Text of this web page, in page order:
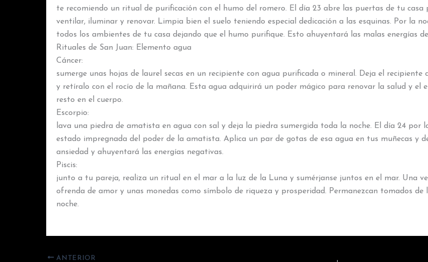
te recomiendo un ritual de purificación con el humo del romero. El día 23 abre las puertas de tu
ventilar, iluminar y renovar. Limpia bien el suelo teniendo especial dedicación a las esquinas. Por la
todos los ambientes de tu casa dejando que el humo purifique. Esto ahuyentará las malas energías
Rituales de San Juan: Elemento agua
Cáncer:
sumerge unas hojas de laurel secas en un recipiente con agua purificada o mineral. Deja el
y retíralo con el rocío de la mañana. Esta agua adquirirá un poder mágico para renovar la salud y el
resto en el cuerpo.
Escorpio:
lava una piedra de amatista en agua con sal y deja la piedra sumergida toda la noche. El día 24 por
estado impregnada del poder de la amatista. Aplica un par de gotas de esa agua en tus muñecas y
ansiedad y ahuyentará las energías negativas.
Piscis:
junto a tu pareja, realiza un ritual en el mar a la luz de la Luna y sumérjanse juntos en el mar. Una
ofrenda de amor y unas monedas como símbolo de riqueza y prosperidad. Permanezcan tomados
noche.
ANTERIOR